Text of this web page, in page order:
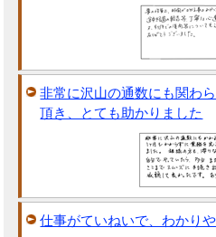
非常に沢山の通数にも関わ
頂き、とても助かりました
仕事がていねいで、わかり